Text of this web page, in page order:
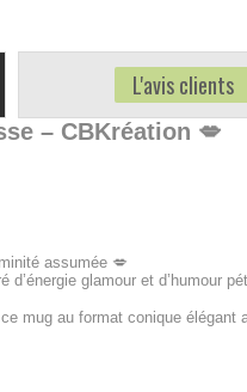
L'avis clients
– CBKréation 💋
assumée 💋
d’énergie glamour et d’humour
mug au format conique